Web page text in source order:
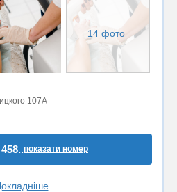
14 фото
107А
показати номер